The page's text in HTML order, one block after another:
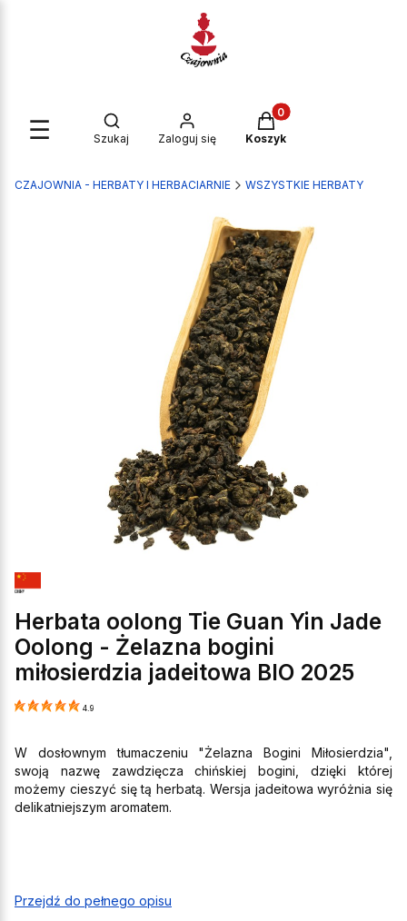
☰ Otwórz wyszukiwarkę
Szukaj Zaloguj się
Produkty w koszyku:
Koszyk
CZAJOWNIA - HERBATY I HERBACIARNIE WSZYSTKIE HERBATY
Herbata oolong Tie Guan Yin Jade
Oolong - Żelazna bogini
miłosierdzia jadeitowa BIO 2025
4.9
W dosłownym tłumaczeniu "Żelazna Bogini Miłosierdzia",
swoją nazwę zawdzięcza chińskiej bogini, dzięki której
możemy cieszyć się tą herbatą. Wersja jadeitowa wyróżnia się
delikatniejszym aromatem.
Przejdź do pełnego opisu